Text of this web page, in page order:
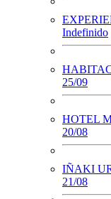
Indefinido
25/09
HOTEL
20/08
IÑAKI
21/08